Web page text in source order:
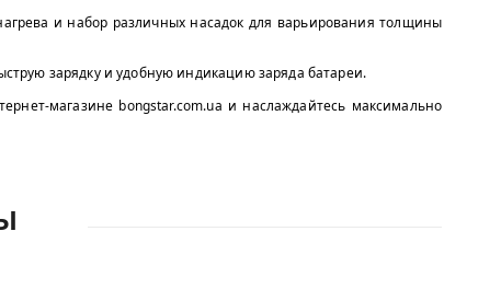
и набор различных насадок для варьирования толщины
зарядку и удобную индикацию заряда батареи.
магазине bongstar.com.ua и наслаждайтесь максимально